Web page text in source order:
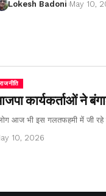
Lokesh Badoni May 10,
राजनीति
कार्यकर्ताओं ने
आज भी इस गलतफहमी में जी
10, 2026